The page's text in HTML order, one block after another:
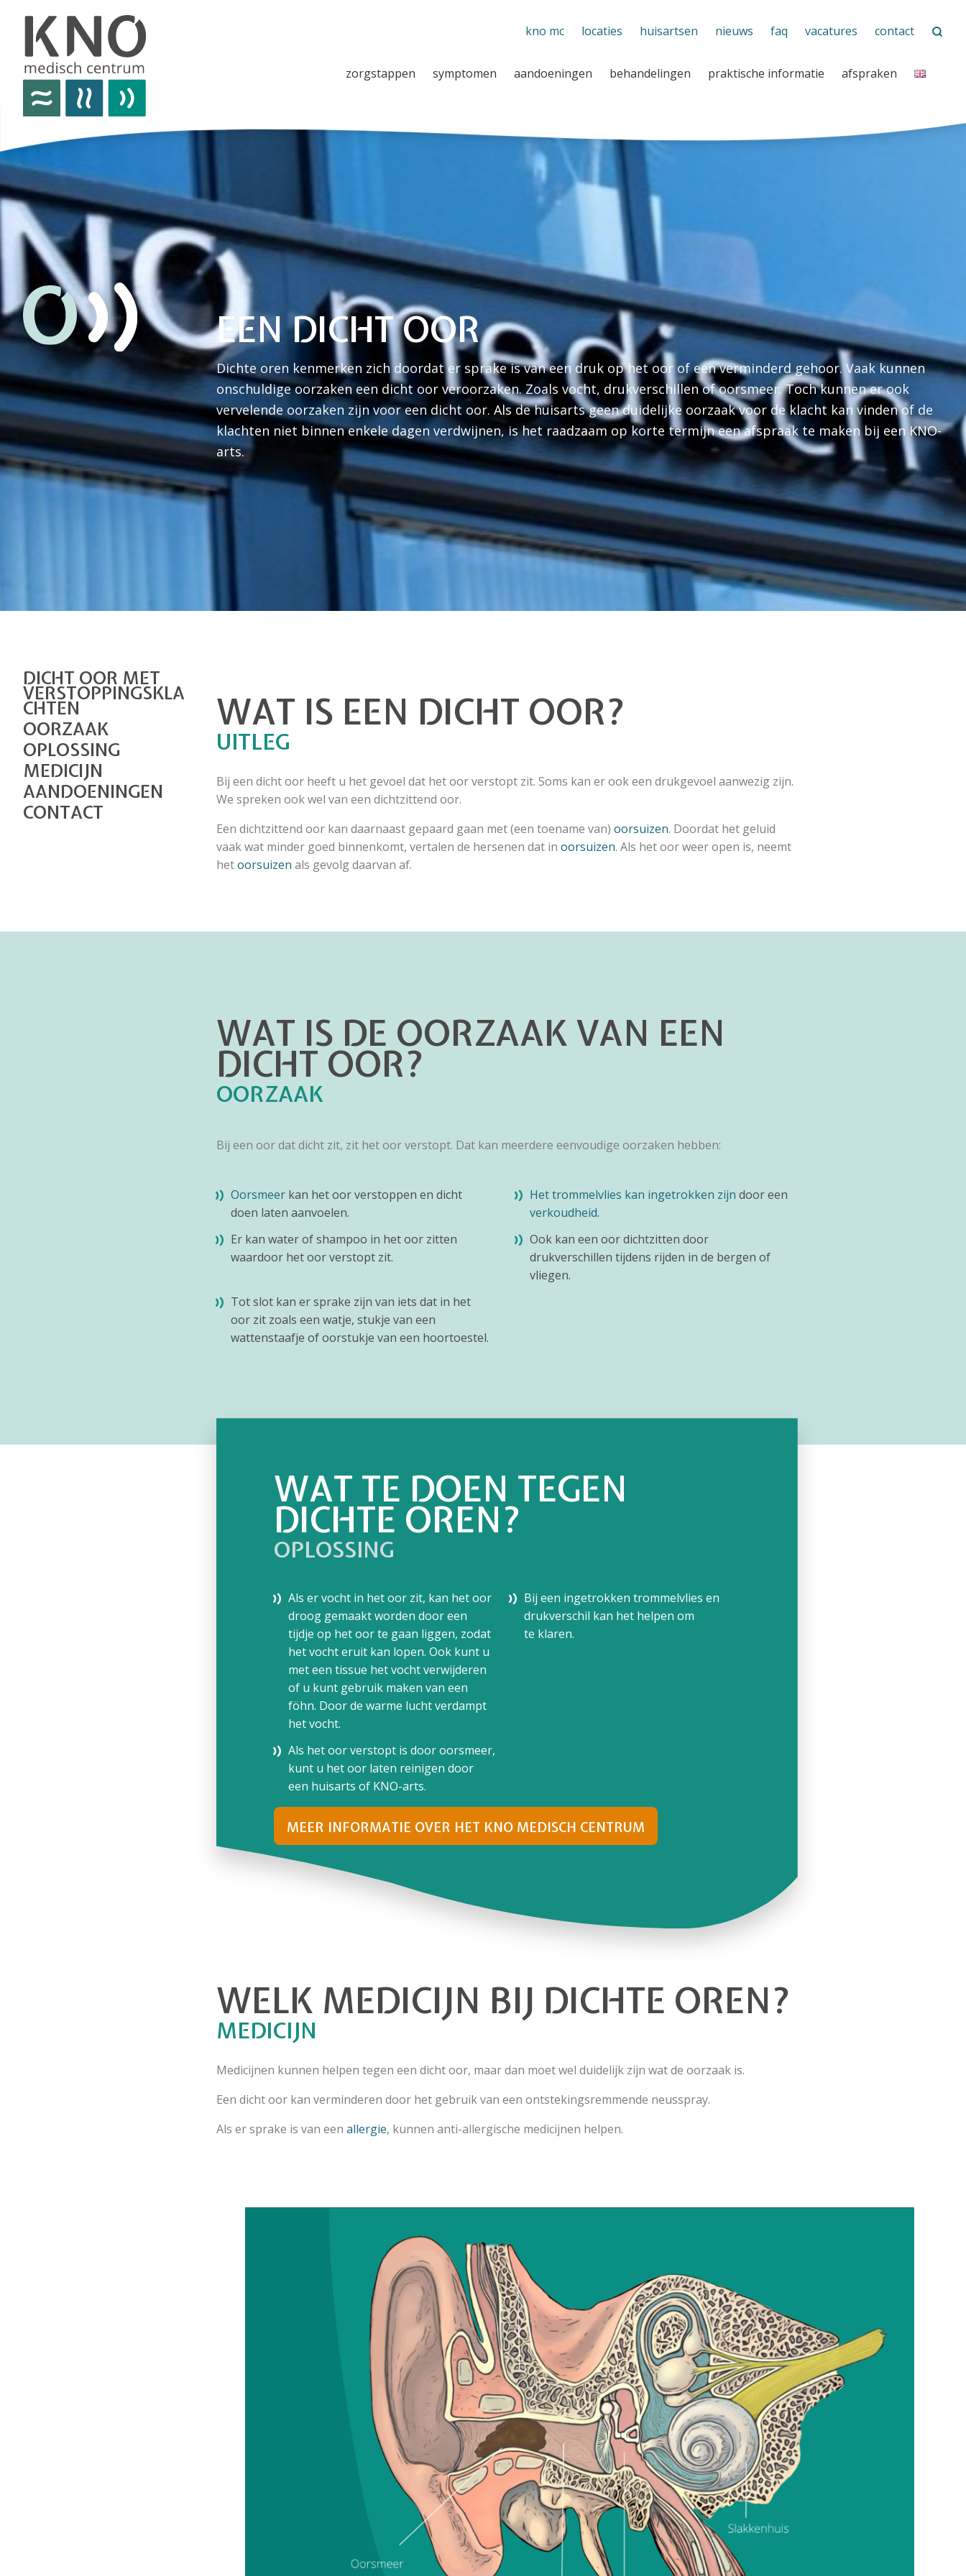
kno mc locaties huisartsen nieuws faq vacatures contact
zorgstappen symptomen aandoeningen behandelingen praktische informatie afspraken
afspraken
contact
EEN DICHT OOR
Dichte oren kenmerken zich doordat er sprake is van een druk op het oor of een verminderd gehoor. Vaak kunnen
onschuldige oorzaken een dicht oor veroorzaken. Zoals vocht, drukverschillen of oorsmeer. Toch kunnen er ook
vervelende oorzaken zijn voor een dicht oor. Als de huisarts geen duidelijke oorzaak voor de klacht kan vinden of de
klachten niet binnen enkele dagen verdwijnen, is het raadzaam op korte termijn een afspraak te maken bij een KNO-
arts.
WAT IS EEN DICHT OOR?
UITLEG
Bij een dicht oor heeft u het gevoel dat het oor verstopt zit. Soms kan er ook een drukgevoel aanwezig zijn.
We spreken ook wel van een dichtzittend oor.
Een dichtzittend oor kan daarnaast gepaard gaan met (een toename van) oorsuizen. Doordat het geluid
vaak wat minder goed binnenkomt, vertalen de hersenen dat in oorsuizen. Als het oor weer open is, neemt
hetoorsuizen als gevolg daarvan af.
WAT IS DE OORZAAK VAN EEN
DICHT OOR?
OORZAAK
Bij een oor dat dicht zit, zit het oor verstopt. Dat kan meerdere eenvoudige oorzaken hebben:
Oorsmeerkan het oor verstoppen en dicht
doen laten aanvoelen.
Het trommelvlies kan ingetrokken zijn door een
verkoudheid.
Er kan water of shampoo in het oor zitten
waardoor het oor verstopt zit.
Ook kan een oor dichtzitten door
drukverschillen tijdens rijden in de bergen of
vliegen.
Tot slot kan er sprake zijn van iets dat in het
oor zit zoals een watje, stukje van een
wattenstaafje of oorstukje van een hoortoestel.
WAT TE DOEN TEGEN
DICHTE OREN?
OPLOSSING
Als er vocht in het oor zit, kan het oor
droog gemaakt worden door een
tijdje op het oor te gaan liggen, zodat
het vocht eruit kan lopen. Ook kunt u
met een tissue het vocht verwijderen
of u kunt gebruik maken van een
föhn. Door de warme lucht verdampt
het vocht.
Bij een ingetrokken trommelvlies en
drukverschil kan het helpen om
te klaren.
Als het oor verstopt is dooroorsmeer,
kunt u het oor laten reinigen door
een huisarts of KNO-arts.
MEER INFORMATIE OVER HET KNO MEDISCH CENTRUM
WELK MEDICIJN BIJ DICHTE OREN?
MEDICIJN
Medicijnen kunnen helpen tegen een dicht oor, maar dan moet wel duidelijk zijn wat de oorzaak is.
Een dicht oor kan verminderen door het gebruik van een ontstekingsremmende neusspray.
Als er sprake is van een allergie, kunnen anti-allergische medicijnen helpen.
DICHT OOR MET
VERSTOPPINGSKLA
CHTEN
OORZAAK
OPLOSSING
MEDICIJN
AANDOENINGEN
CONTACT